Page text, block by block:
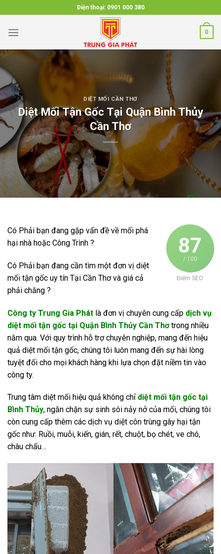
to
content
Điện thoại: 0901 000 380
0
DIỆT MỐI CẦN THƠ
Diệt Mối Tận Gốc Tại Quận Bình Thủy
Cần Thơ
87
/ 100
Điểm SEO
Có Phải bạn đang gặp vấn đề về mối phá
hại nhà hoặc Công Trình ?
Có Phải bạn đang cần tìm một đơn vị diệt
mối tận gốc uy tín Tại Cần Thơ và giá cả
phải chăng ?
Công ty Trung Gia Phát là đơn vị chuyên cung cấp dịch vụ
diệt mối tận gốc tại Quận Bình Thủy Cần Thơtrong nhiều
năm qua. Với quy trình hỗ trợ chuyên nghiệp, mang đến hiệu
quả diệt mối tận gốc, chúng tôi luôn mang đến sự hài lòng
tuyệt đối cho mọi khách hàng khi lựa chọn đặt niềm tin vào
công ty.
Trung tâm diệt mối hiệu quả không chỉ diệt mối tận gốc tại
Bình Thủy, ngăn chặn sự sinh sôi nảy nở của mối, chúng tôi
còn cung cấp thêm các dịch vụ diệt côn trùng gây hại tận
gốc như: Ruồi, muỗi, kiến, gián, rết, chuột, bọ chét, ve chó,
châu chấu…